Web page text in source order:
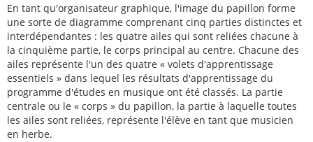
En tant qu'organisateur graphique, l'image du papillon forme
une sorte de diagramme comprenant cinq parties distinctes et
interdépendantes : les quatre ailes qui sont reliées chacune à
la cinquième partie, le corps principal au centre. Chacune des
ailes représente l'un des quatre « volets d'apprentissage
essentiels » dans lequel les résultats d'apprentissage du
programme d'études en musique ont été classés. La partie
centrale ou le « corps » du papillon, la partie à laquelle toutes
les ailes sont reliées, représente l'élève en tant que musicien
en herbe.